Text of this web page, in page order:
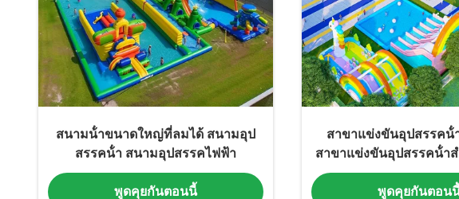
สนามน้ําขนาดใหญ่ที่ลมได้ สนามอุป
สรรคน้ํา สนามอุปสรรคไฟฟ้า
พูดคุยกันตอนนี้
สาขาแข่งขันอุปสรรคน้ํ
สาขาแข่งขันอุปสรรคน้ํา
พูดคุยกันตอน